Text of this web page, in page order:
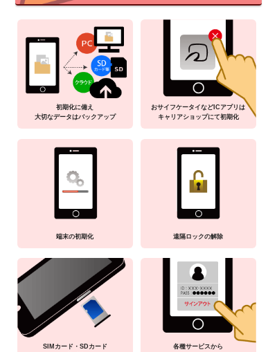
初期化に備え
大切なデータはバックアップ
おサイフケータイなどICアプリは
キャリアショップにて初期化
端末の初期化 遠隔ロックの解除
SIMカード・SDカード
各種サービスから